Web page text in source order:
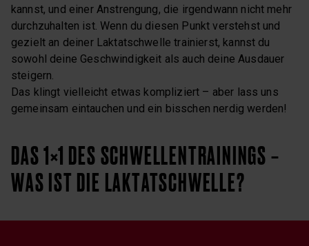
kannst, und einer Anstrengung, die irgendwann nicht mehr
durchzuhalten ist. Wenn du diesen Punkt verstehst und
gezielt an deiner Laktatschwelle trainierst, kannst du
sowohl deine Geschwindigkeit als auch deine Ausdauer
steigern.
Das klingt vielleicht etwas kompliziert – aber lass uns
gemeinsam eintauchen und ein bisschen nerdig werden!
DAS 1×1 DES SCHWELLENTRAININGS –
WAS IST DIE LAKTATSCHWELLE?